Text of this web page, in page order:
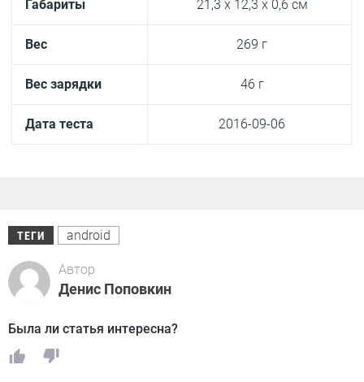
Габариты 21,3 x 12,3 x 0,6 cм
Вес 269 г
Вес зарядки 46 г
Дата теста 2016-09-06
ТЕГИ android
Автор
Денис Поповкин
Была ли статья интересна?